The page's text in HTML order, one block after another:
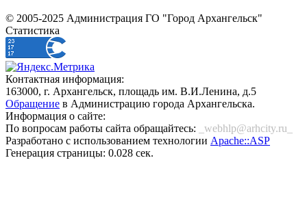
© 2005-2025 Администрация ГО "Город Архангельск"
Статистика
Контактная информация:
163000, г. Архангельск, площадь им. В.И.Ленина, д.5
Обращение в Администрацию города Архангельска.
Информация о сайте:
По вопросам работы сайта обращайтесь:
_webhlp@arhcity.ru_
Разработано с использованием технологии Apache::ASP
Генерация страницы: 0.028 сек.